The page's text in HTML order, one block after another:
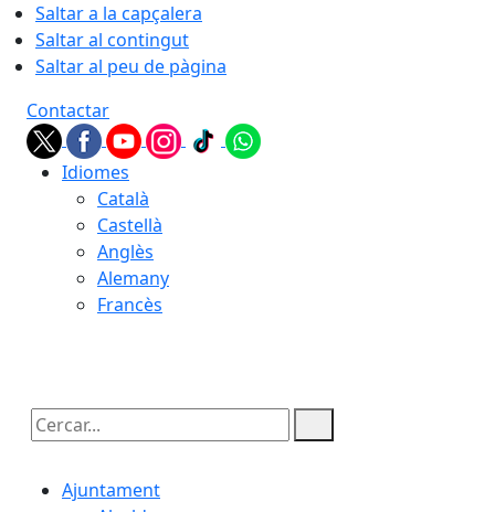
Saltar a la capçalera
Saltar al contingut
Saltar al peu de pàgina
Contactar
Idiomes
Català
Castellà
Anglès
Alemany
Francès
Cercar:
Ajuntament